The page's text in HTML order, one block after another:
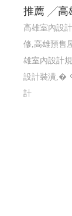
推薦 ╱高
高雄室內設
修,高雄預售
雄室內設計
設計裝潢,�
計